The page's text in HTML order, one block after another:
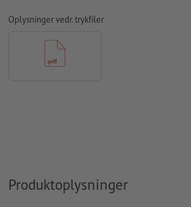
Hvordan opretter jeg udskriftsdata korrekt?
Oplysninger vedr. trykfiler
Produktoplysninger